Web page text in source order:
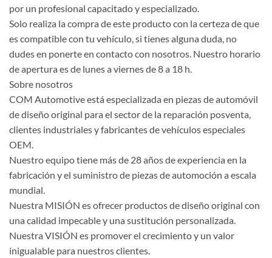
por un profesional capacitado y especializado.
Solo realiza la compra de este producto con la certeza de que
es compatible con tu vehículo, si tienes alguna duda, no
dudes en ponerte en contacto con nosotros. Nuestro horario
de apertura es de lunes a viernes de 8 a 18 h.
Sobre nosotros
COM Automotive está especializada en piezas de automóvil
de diseño original para el sector de la reparación posventa,
clientes industriales y fabricantes de vehículos especiales
OEM.
Nuestro equipo tiene más de 28 años de experiencia en la
fabricación y el suministro de piezas de automoción a escala
mundial.
Nuestra MISIÓN es ofrecer productos de diseño original con
una calidad impecable y una sustitución personalizada.
Nuestra VISIÓN es promover el crecimiento y un valor
inigualable para nuestros clientes.